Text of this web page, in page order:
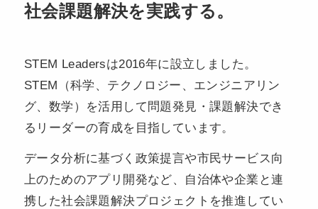
社会課題解決を実践する。
STEM Leadersは2016年に設立しました。
STEM（科学、テクノロジー、エンジニアリン
グ、数学）を活用して問題発見・課題解決でき
るリーダーの育成を目指しています。
データ分析に基づく政策提言や市民サービス向
上のためのアプリ開発など、自治体や企業と連
携した社会課題解決プロジェクトを推進してい